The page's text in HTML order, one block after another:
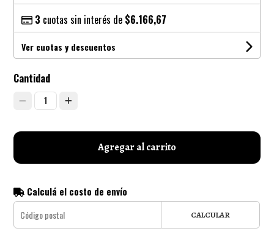
3 cuotas sin interés de $6.166,67
Ver cuotas y descuentos
Cantidad
1
Agregar al carrito
Calculá el costo de envío
CALCULAR